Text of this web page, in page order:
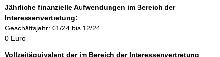
f
o
r
m
Jährliche finanzielle Aufwendungen im Bereich der
Interessenvertretung:
Geschäftsjahr: 01/24 bis 12/24
0 Euro
Vollzeitäquivalent der im Bereich der Interessenvertretung